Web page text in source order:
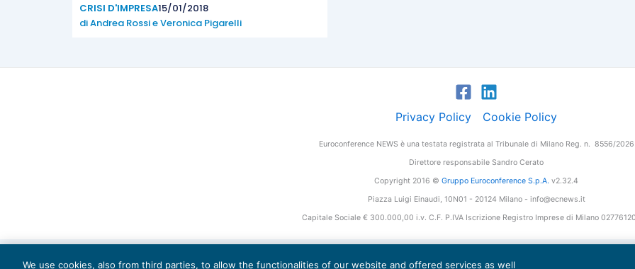
CRISI D'IMPRESA15/01/2018
diAndrea RossieVeronica Pigarelli
Privacy Policy Cookie Policy
Euroconference NEWS è una testata registrata al Tribunale di Milano Reg. n. 8556/2026
Direttore responsabile Sandro Cerato
Copyright 2016 © Gruppo Euroconference S.p.A. v2.32.4
Piazza Luigi Einaudi, 10N01 - 20124 Milano - info@ecnews.it
Capitale Sociale € 300.000,00 i.v. C.F. P.IVA Iscrizione Registro Imprese di Milano
We use cookies, also from third parties, to allow the functionalities of our website and offered services as well